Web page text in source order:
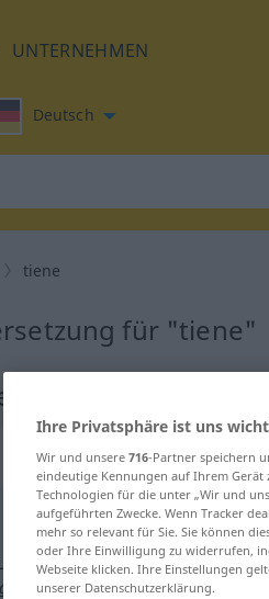
UNTERNEHMEN
Deutsch
tiene
für "tiene"
anklicken/antippen)
Ihre Privatsphäre ist uns
Wir und unsere 716-Partner speichern
eindeutige Kennungen auf Ihrem Gerät
Technologien für die unter „Wir und
aufgeführten Zwecke. Wenn Tracker
mehr so relevant für Sie. Sie können
oder Ihre Einwilligung zu widerrufen,
Webseite klicken. Ihre Einstellungen
unserer Datenschutzerklärung.